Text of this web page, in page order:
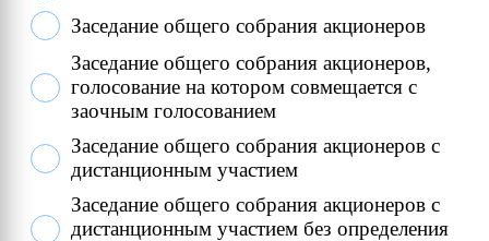
Заседание общего собрания акционеров
Заседание общего собрания акционеров,
голосование на котором совмещается с
заочным голосованием
Заседание общего собрания акционеров с
дистанционным участием
Заседание общего собрания акционеров с
дистанционным участием без определения